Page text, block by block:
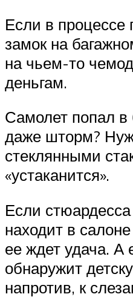
Если в процессе
замок на
на чьем-то
деньгам.
Самолет попал в
даже шторм?
стеклянными
«устаканится».
Если
находит в
ее ждет удача. А
обнаружит
напротив, к